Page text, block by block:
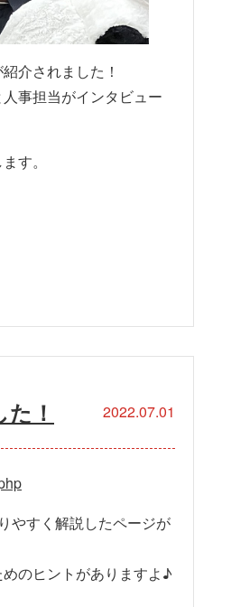
介されました！
事担当がインタビュー
す。
！ 2022.07.01
やすく解説したページが
のヒントがありますよ♪